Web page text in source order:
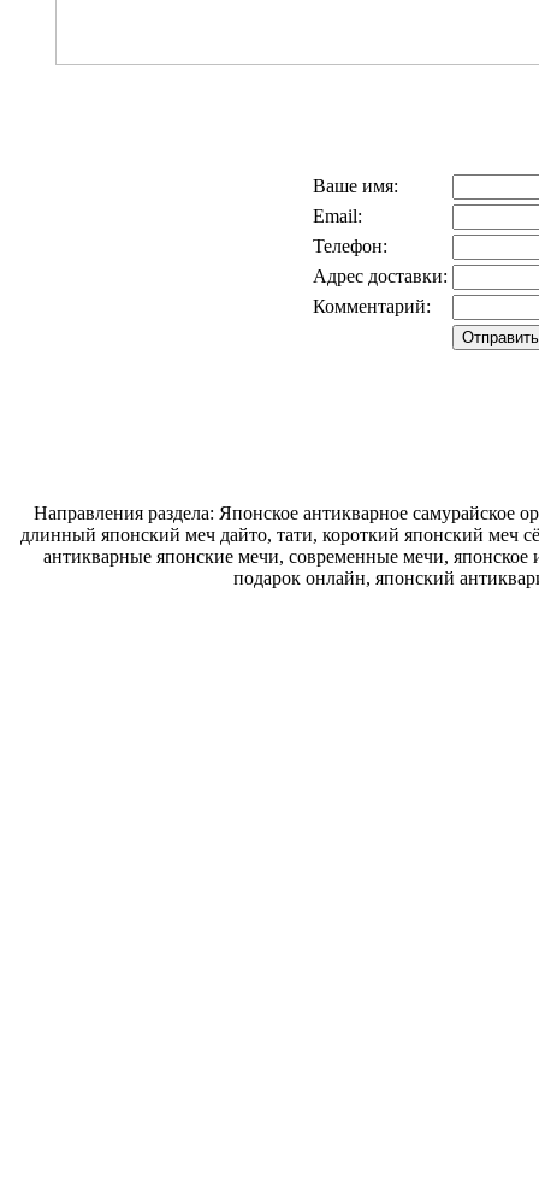
Ваше имя:
Email:
Телефон:
Адрес доставки:
Комментарий:
Направления раздела: Японское антикварное самурайское
длинный японский меч дайто, тати, короткий японский меч
антикварные японские мечи, современные мечи, японское
подарок онлайн, японский